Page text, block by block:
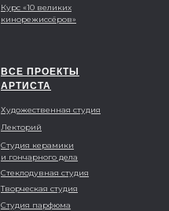
ВСЕ ПРОЕКТЫ
АРТИСТА
Художественная студия
Стеклодувная студия
Лекторий
Творческая студия
Студия керамики
и гончарного дела
Студия парфюма
Курс «10 великих
кинорежиссёров»